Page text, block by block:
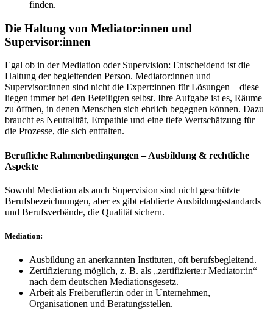
finden.
Die Haltung von Mediator:innen und
Supervisor:innen
Egal ob in der Mediation oder Supervision: Entscheidend ist die
Haltung der begleitenden Person. Mediator:innen und
Supervisor:innen sind nicht die Expert:innen für Lösungen – diese
liegen immer bei den Beteiligten selbst. Ihre Aufgabe ist es, Räume
zu öffnen, in denen Menschen sich ehrlich begegnen können. Dazu
braucht es Neutralität, Empathie und eine tiefe Wertschätzung für
die Prozesse, die sich entfalten.
Berufliche Rahmenbedingungen – Ausbildung & rechtliche
Aspekte
Sowohl Mediation als auch Supervision sind nicht geschützte
Berufsbezeichnungen, aber es gibt etablierte Ausbildungsstandards
und Berufsverbände, die Qualität sichern.
Mediation:
Ausbildung an anerkannten Instituten, oft berufsbegleitend.
Zertifizierung möglich, z. B. als „zertifizierte:r Mediator:in“
nach dem deutschen Mediationsgesetz.
Arbeit als Freiberufler:in oder in Unternehmen,
Organisationen und Beratungsstellen.